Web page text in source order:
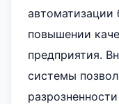
автоматизации
повышении
предприятия.
системы